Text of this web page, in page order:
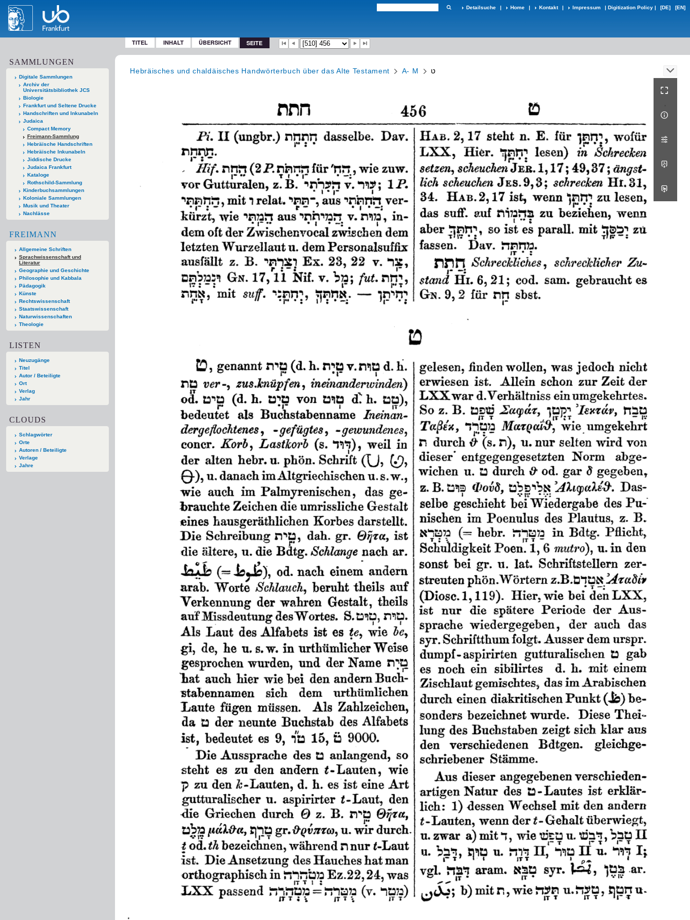
Detailsuche | Home | Kontakt | Impressum | Digitization Policy | [DE] [EN]
TITEL INHALT ÜBERSICHT SEITE
SAMMLUNGEN
Digitale Sammlungen
Archiv der
Universitätsbibliothek JCS
Biologie
Frankfurt und Seltene Drucke
Handschriften und Inkunabeln
Judaica
Compact Memory
Freimann-Sammlung
Hebräische Handschriften
Hebräische Inkunabeln
Jiddische Drucke
Judaica Frankfurt
Kataloge
Rothschild-Sammlung
Kinderbuchsammlungen
Koloniale Sammlungen
Musik und Theater
Nachlässe
FREIMANN
Allgemeine Schriften
Sprachwissenschaft und
Literatur
Geographie und Geschichte
Philosophie und Kabbala
Pädagogik
Künste
Rechtswissenschaft
Staatswissenschaft
Naturwissenschaften
Theologie
LISTEN
Neuzugänge
Titel
Autor / Beteiligte
Ort
Verlag
Jahr
CLOUDS
Schlagwörter
Orte
Autoren / Beteiligte
Verlage
Jahre
Hebräisches und chaldäisches Handwörterbuch über das Alte Testament A- M ט